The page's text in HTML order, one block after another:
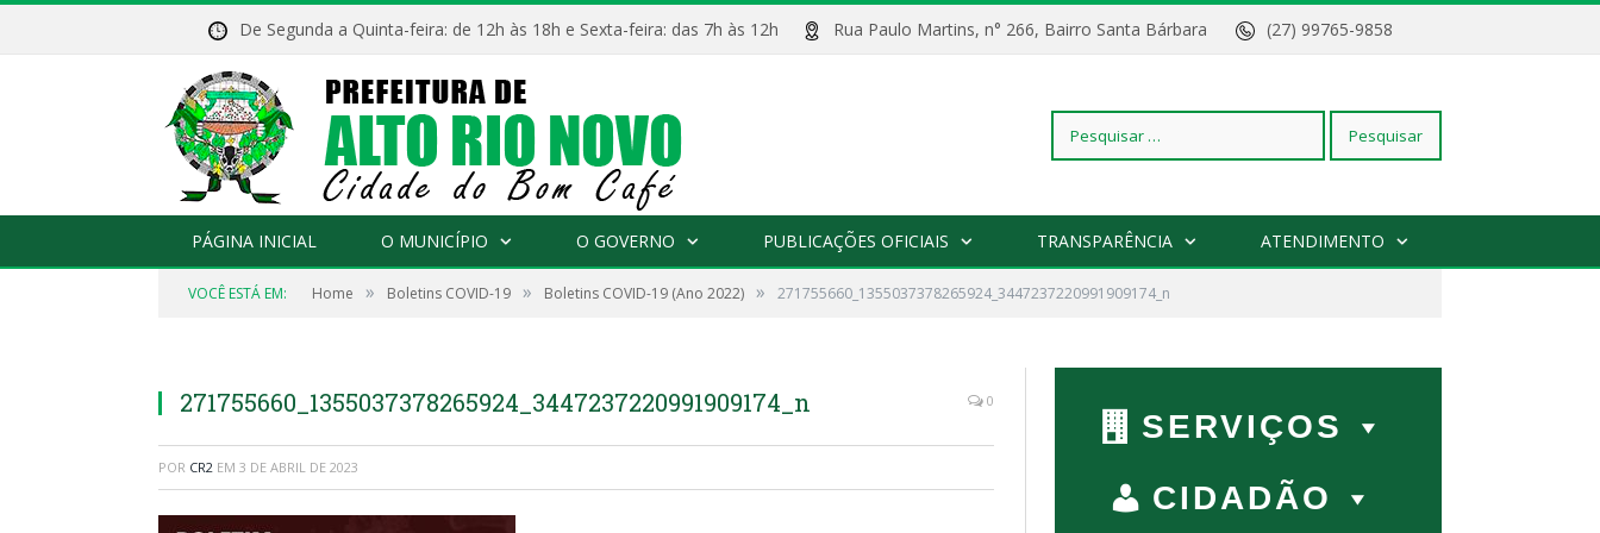
De Segunda a Quinta-feira: de 12h às 18h e Sexta-feira: das 7h às 12h Rua Paulo Martins, n° 266, Bairro Santa Bárbara (27) 99765-9858
Pesquisar
por:
PÁGINA INICIAL O MUNICÍPIO O GOVERNO PUBLICAÇÕES OFICIAIS TRANSPARÊNCIA ATENDIMENTO
VOCÊ ESTÁ EM: Home » Boletins COVID-19 » Boletins COVID-19 (Ano 2022) » 271755660_1355037378265924_3447237220991909174_n
271755660_1355037378265924_3447237220991909174_n 0
POR CR2 EM 3 DE ABRIL DE 2023
SERVIÇOS
CIDADÃO